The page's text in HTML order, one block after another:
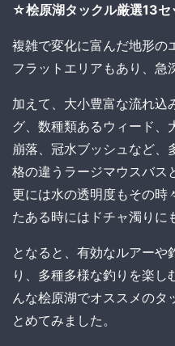
☆桧原湖タックル厳選13
複雑で変化に富んだ地形の
フラットエリアもあり、急
加えて、大小豊富な流れ込
グ、数種類あるウィード、
崩落、冠水ブッシュなど、
格の違うラージマウスバス
更には水の透明度もその時
たある時にはドチャ濁りに
となると、有効なルアーや
り、多種多様な釣りを楽し
んな桧原湖でオススメのタ
とめてみました。